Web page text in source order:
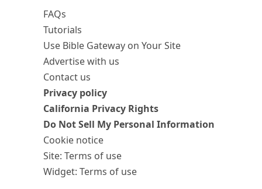
FAQs
Tutorials
Use Bible Gateway on Your Site
Advertise with us
Contact us
Privacy policy
California Privacy Rights
Do Not Sell My Personal Information
Cookie notice
Site: Terms of use
Widget: Terms of use